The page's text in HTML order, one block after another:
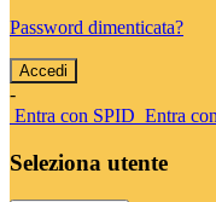
Password dimenticata?
-
Entra con SPID Entra
Seleziona utente